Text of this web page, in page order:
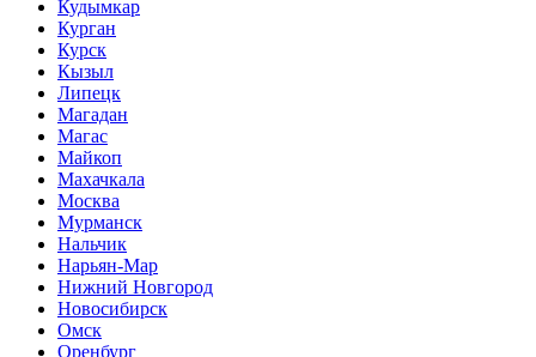
Кудымкар
Курган
Курск
Кызыл
Липецк
Магадан
Магас
Майкоп
Махачкала
Москва
Мурманск
Нальчик
Нарьян-Мар
Нижний Новгород
Новосибирск
Омск
Оренбург